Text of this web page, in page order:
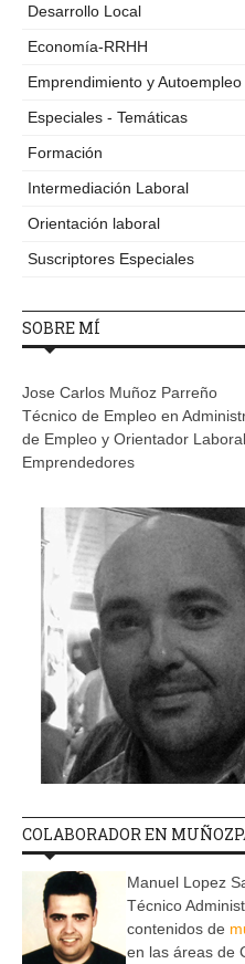
Desarrollo Local
Economía-RRHH
Emprendimiento y Autoempleo
Especiales - Temáticas
Formación
Intermediación Laboral
Orientación laboral
Suscriptores Especiales
SOBRE MÍ
Jose Carlos Muñoz Parreño
Técnico de Empleo en
de Empleo y Orientador
Emprendedores
COLABORADOR EN
Manuel Lopez
Técnico
contenidos de
en las áreas de